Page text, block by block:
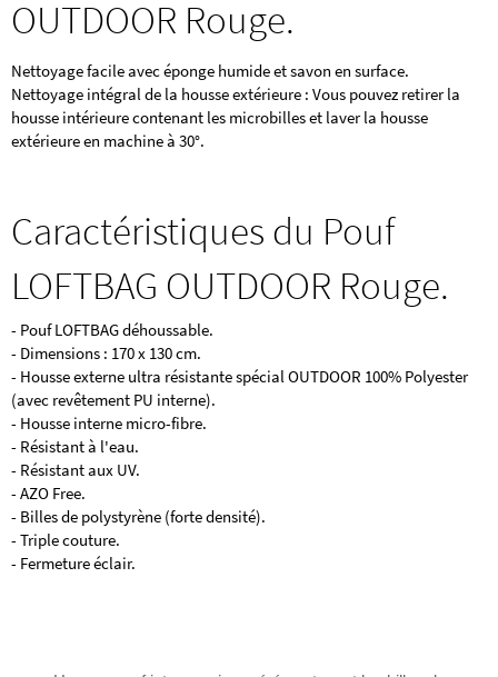
OUTDOOR Rouge.
Nettoyage facile avec éponge humide et savon en surface.
Nettoyage intégral de la housse extérieure : Vous pouvez retirer la
housse intérieure contenant les microbilles et laver la housse
extérieure en machine à 30°.
Caractéristiques du Pouf
LOFTBAG OUTDOOR Rouge.
- Pouf LOFTBAG déhoussable.
- Dimensions : 170 x 130 cm.
- Housse externe ultra résistante spécial OUTDOOR 100% Polyester
(avec revêtement PU interne).
- Housse interne micro-fibre.
- Résistant à l'eau.
- Résistant aux UV.
- AZO Free.
- Billes de polystyrène (forte densité).
- Triple couture.
- Fermeture éclair.